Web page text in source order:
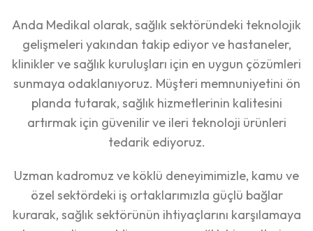
Anda Medikal olarak, sağlık sektöründeki teknolojik
gelişmeleri yakından takip ediyor ve hastaneler,
klinikler ve sağlık kuruluşları için en uygun çözümleri
sunmaya odaklanıyoruz. Müşteri memnuniyetini ön
planda tutarak, sağlık hizmetlerinin kalitesini
artırmak için güvenilir ve ileri teknoloji ürünleri
tedarik ediyoruz.
Uzman kadromuz ve köklü deneyimimizle, kamu ve
özel sektördeki iş ortaklarımızla güçlü bağlar
kurarak, sağlık sektörünün ihtiyaçlarını karşılamaya